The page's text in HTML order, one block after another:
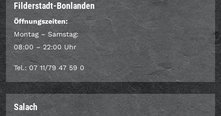
Filderstadt-Bonlanden
Öffnungszeiten:
Montag – Samstag:
08:00 – 22:00 Uhr
Tel.: 07 11/79 47 59 0
Salach